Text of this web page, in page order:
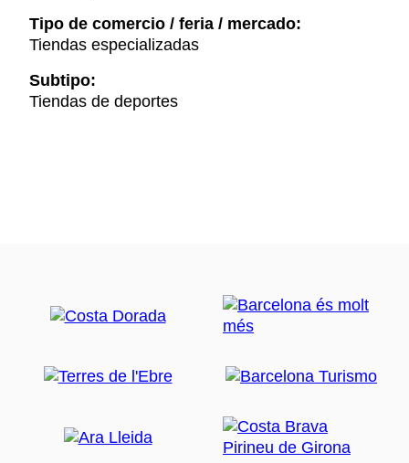
Tipo de comercio / feria / mercado:
Tiendas especializadas
Subtipo:
Tiendas de deportes